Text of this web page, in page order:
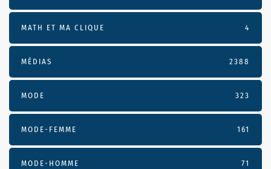
MATH ET MA CLIQUE 4
MÉDIAS 2388
MODE 323
MODE-FEMME 161
MODE-HOMME 71